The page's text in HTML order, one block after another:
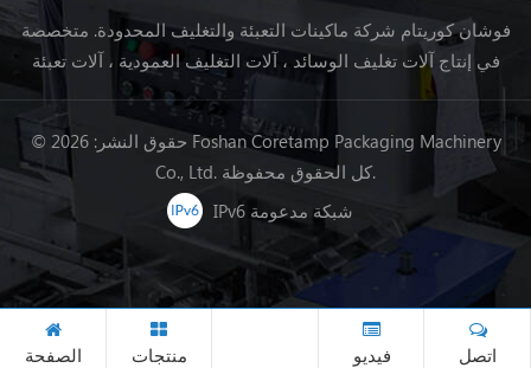
فوشان كوريتام شركة ماكينات التعبئة والتغليف المحدودة. متخصصة
في إنتاج آلات تغليف الوسائد ، آلات التغليف العمودية ، آلات تعبئة
خط تجهيز الأغذية ، آلات تغليف الخضروات ، آلات التعبئة والتغليف ،
© حقوق النشر: 2026 Foshan Coretamp Packaging Machinery
Co., Ltd. كل الحقوق محفوظة.
IPv6 شبكة مدعومة
الصفحة منتجات فيديو اتصل